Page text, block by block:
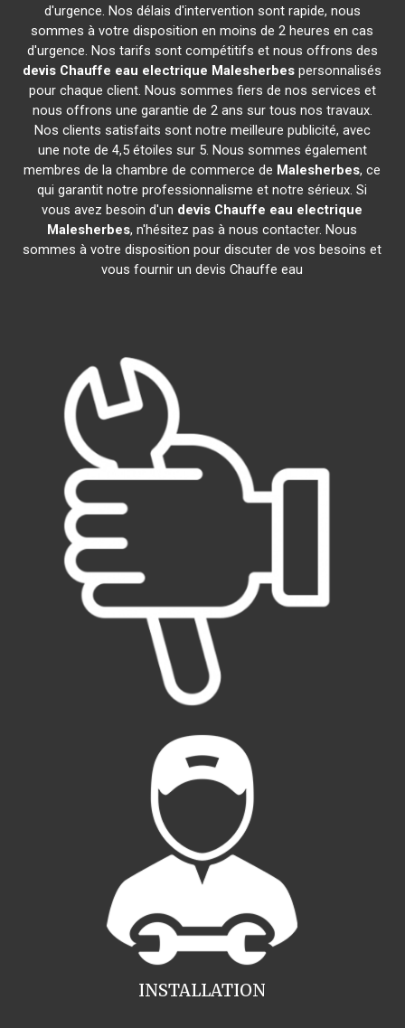
d'urgence. Nos délais d'intervention sont rapide, nous
sommes à votre disposition en moins de 2 heures en cas
d'urgence. Nos tarifs sont compétitifs et nous offrons des
devis Chauffe eau electrique Malesherbes personnalisés
pour chaque client. Nous sommes fiers de nos services et
nous offrons une garantie de 2 ans sur tous nos travaux.
Nos clients satisfaits sont notre meilleure publicité, avec
une note de 4,5 étoiles sur 5. Nous sommes également
membres de la chambre de commerce de Malesherbes, ce
qui garantit notre professionnalisme et notre sérieux. Si
vous avez besoin d'un devis Chauffe eau electrique
Malesherbes, n'hésitez pas à nous contacter. Nous
sommes à votre disposition pour discuter de vos besoins et
vous fournir un devis Chauffe eau
INSTALLATION